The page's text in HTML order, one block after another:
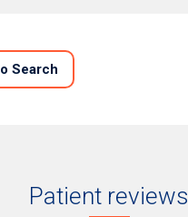
Search
Patient reviews